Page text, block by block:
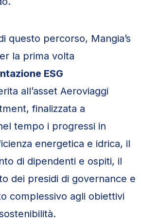
questo percorso, Mangia’s
la prima volta
ESG
all’asset Aeroviaggi
finalizzata a
tempo i progressi in
energetica e idrica, il
di dipendenti e ospiti, il
dei presidi di governance e
complessivo agli obiettivi